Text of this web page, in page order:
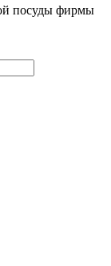
посуды фирмы